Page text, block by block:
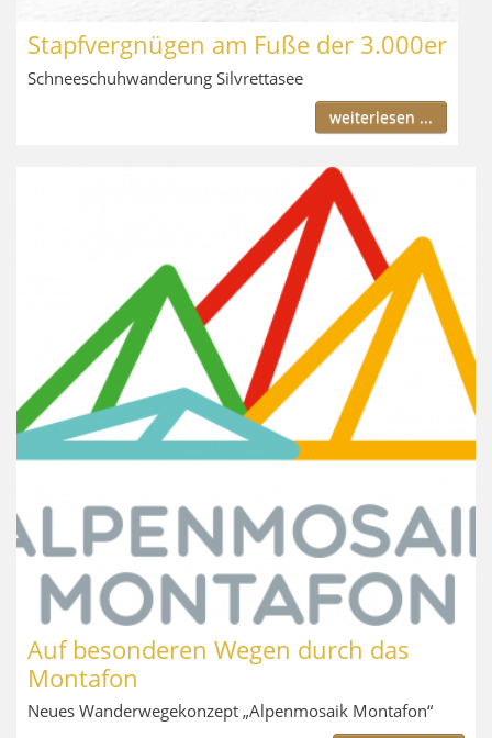
Stapfvergnügen am Fuße der 3.000er
Schneeschuhwanderung Silvrettasee
weiterlesen ...
Auf besonderen Wegen durch das
Montafon
Neues Wanderwegekonzept „Alpenmosaik Montafon“